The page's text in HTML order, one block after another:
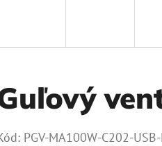
PGV-MA100W-C202-